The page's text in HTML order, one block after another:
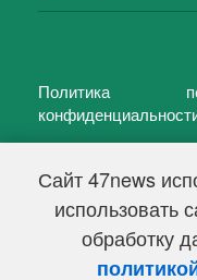
Сайт 47news
использовать
обработку
Политика
47 новостей (47 news)
Свидетельство о
Федеральной службой